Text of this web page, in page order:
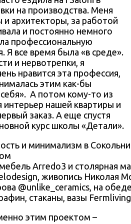
на производства. Меня
и архитекторы, за работой
и постоянно немного
профессиональную
Я все время была «в среде».
и нервотрепки, я
нравится эта профессия,
этим как-бы
А потом кому-то из
интерьер нашей квартиры и
заказ. А еще спустя
курс школы «Детали».
Arredo3 и столярная
живопись Николая
@unlike_ceramics, на
стаканы, вазы
этим проектом –